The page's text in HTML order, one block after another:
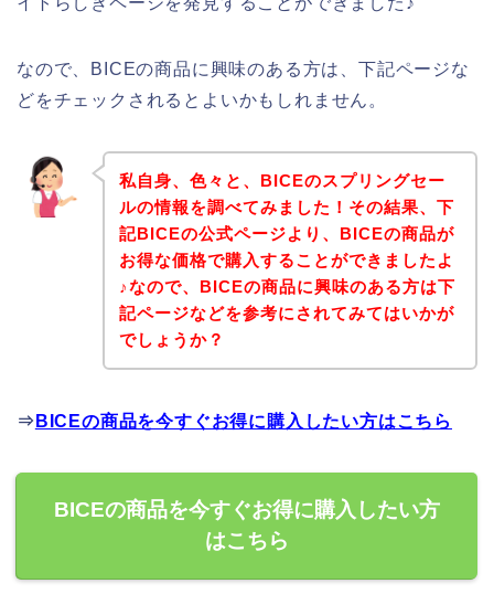
なので、BICEの商品に興味のある方は、下記ページな
どをチェックされるとよいかもしれません。
私自身、色々と、BICEのスプリングセー
ルの情報を調べてみました！その結果、下
記BICEの公式ページより、BICEの商品が
お得な価格で購入することができましたよ
♪なので、BICEの商品に興味のある方は下
記ページなどを参考にされてみてはいかが
でしょうか？
⇒ BICEの商品を今すぐお得に購入したい方はこちら
BICEの商品を今すぐお得に購入したい方
はこちら